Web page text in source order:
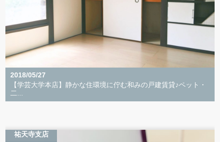
2018/05/27
【学芸大学本店】静かな住環境に佇む和みの戸建賃貸♪ペット・
二...
祐天寺支店